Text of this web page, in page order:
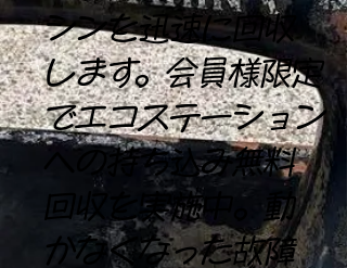
シンを迅速に回収
します。会員様限定
でエコステーション
への持ち込み無料
回収を実施中。動
かなくなった故障